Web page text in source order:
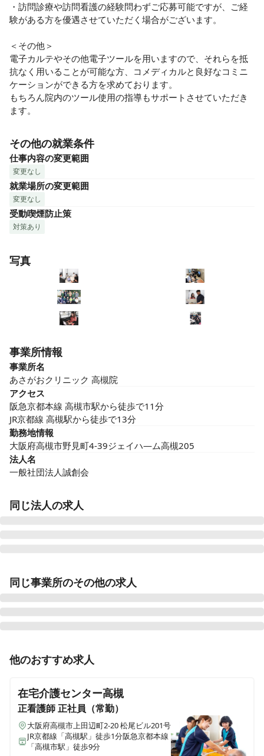
・訪問診療や訪問看護の経験問わずご応募可能ですが、ご経
験がある方を優遇させていただく場合がございます。
＜その他＞
電子カルテやその他電子ツールを用いますので、それらを抵
抗なく用いることが可能な方、コメディカルと良好なコミニ
ケーションができる方を求めております。
もちろん院内のツール使用の指導もサポートさせていただき
ます。
その他の就業条件
仕事内容の変更範囲
変更なし
就業場所の変更範囲
変更なし
受動喫煙防止策
対策あり
写真
事業所情報
事業所名
あさがおクリニック 高槻院
アクセス
阪急京都本線 高槻市駅から徒歩で11分
JR京都線 高槻駅から徒歩で13分
勤務地情報
大阪府高槻市野見町4-39ジェイハ―ム高槻205
法人名
一般社団法人誠創会
同じ法人の求人
東京都板橋区成増1-28ｰ9 成増第5シャトレ201号室
あさがおクリニック 足立院
あさがおクリニック 吉川院
あさがおクリニック 渋谷院
東京都渋谷区本町1-2-4初台AIビル 5階
あさがおクリニック 相模原院
同じ事業所のその他の求人
正看護師 正社員（常勤）
【高槻市】【新規開院・マネージャー候補募集】一番安
がおクリニック
他のおすすめ求人
在宅介護センター高槻
正看護師正社員（常勤）
大阪府高槻市上田辺町2-20 松尾ビル201号
JR京都線「高槻駅」徒歩1分阪急京都本線
「高槻市駅」徒歩9分